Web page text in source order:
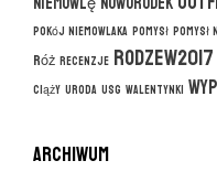
pokój niemowlaka pomysł
róż recenzje rodzew2017
ciąży uroda usg walentynki
ARCHIWUM